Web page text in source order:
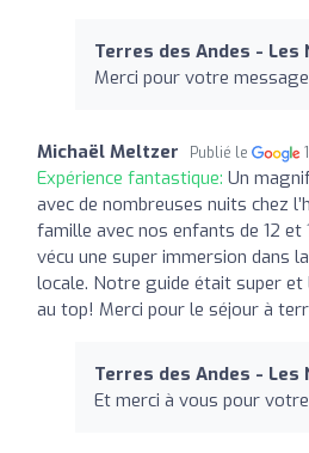
Terres des Andes - Les
Merci pour votre
Michaël Meltzer Publié le
Expérience fantastique: Un
avec de nombreuses nuits chez
famille avec nos enfants de 12 et
vécu une super immersion dans
locale. Notre guide était super
au top! Merci pour le séjour à
Terres des Andes - Les
Et merci à vous pour